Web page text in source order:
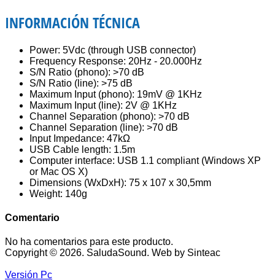
INFORMACIÓN TÉCNICA
Power: 5Vdc (through USB connector)
Frequency Response: 20Hz - 20.000Hz
S/N Ratio (phono): >70 dB
S/N Ratio (line): >75 dB
Maximum Input (phono): 19mV @ 1KHz
Maximum Input (line): 2V @ 1KHz
Channel Separation (phono): >70 dB
Channel Separation (line): >70 dB
Input Impedance: 47kΩ
USB Cable length: 1.5m
Computer interface: USB 1.1 compliant (Windows XP
or Mac OS X)
Dimensions (WxDxH): 75 x 107 x 30,5mm
Weight: 140g
Comentario
No ha comentarios para este producto.
Copyright © 2026. SaludaSound. Web by Sinteac
Versión Pc